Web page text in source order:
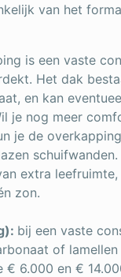
van het
is een vaste
Het dak
en kan
je nog meer
je de
extra leefruimte,
zon.
bij een vaste
of lamellen
€ 6.000 en €